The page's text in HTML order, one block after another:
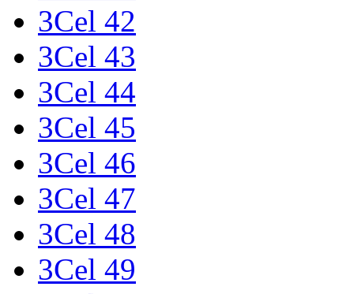
3Cel 42
3Cel 43
3Cel 44
3Cel 45
3Cel 46
3Cel 47
3Cel 48
3Cel 49